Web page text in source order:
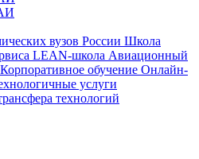
вузов России Школа
LEAN-школа Авиационный
Корпоративное обучение Онлайн-
услуги
технологий